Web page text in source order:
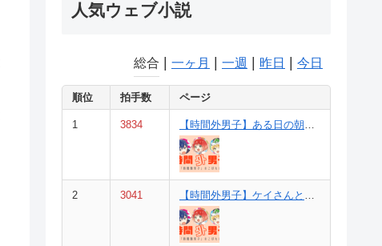
人気ウェブ小説
総合 | 一ヶ月 | 一週 | 昨日 | 今日
順位 拍手数 ページ
1 3834
2 3041